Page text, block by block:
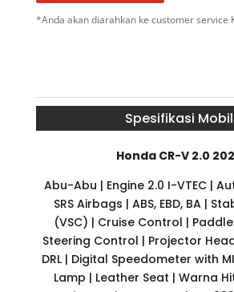
*Anda akan diarahkan ke customer service
Spesifikasi Mobil
Honda CR-V 2.0
Abu-Abu | Engine 2.0 I-VTEC |
SRS Airbags | ABS, EBD, BA |
(VSC) | Cruise Control |
Steering Control | Projector
DRL | Digital Speedometer with
Lamp | Leather Seat | Warna